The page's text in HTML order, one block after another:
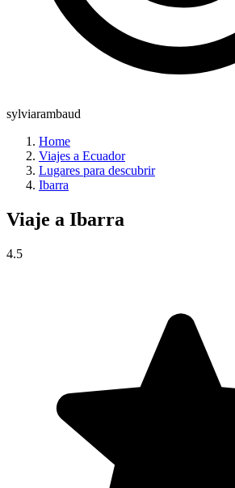
sylviarambaud
Home
Viajes a Ecuador
Lugares para descubrir
Ibarra
Viaje a Ibarra
4.5